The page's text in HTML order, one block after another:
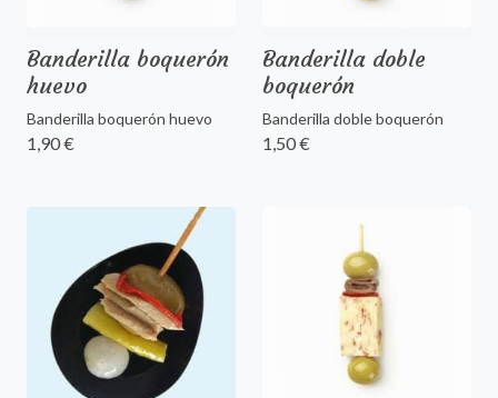
Banderilla boquerón
huevo
Banderilla boquerón huevo
1,90 €
Banderilla doble
boquerón
Banderilla doble boquerón
1,50 €